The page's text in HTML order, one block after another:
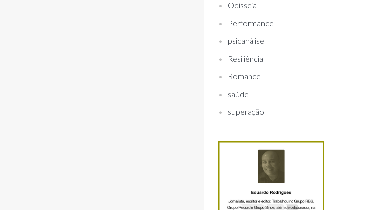
Odisseia
Performance
psicanálise
Resiliência
Romance
saúde
superação